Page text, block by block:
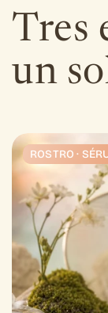
Tres
un
ROSTRO ·
ROSTRO ·